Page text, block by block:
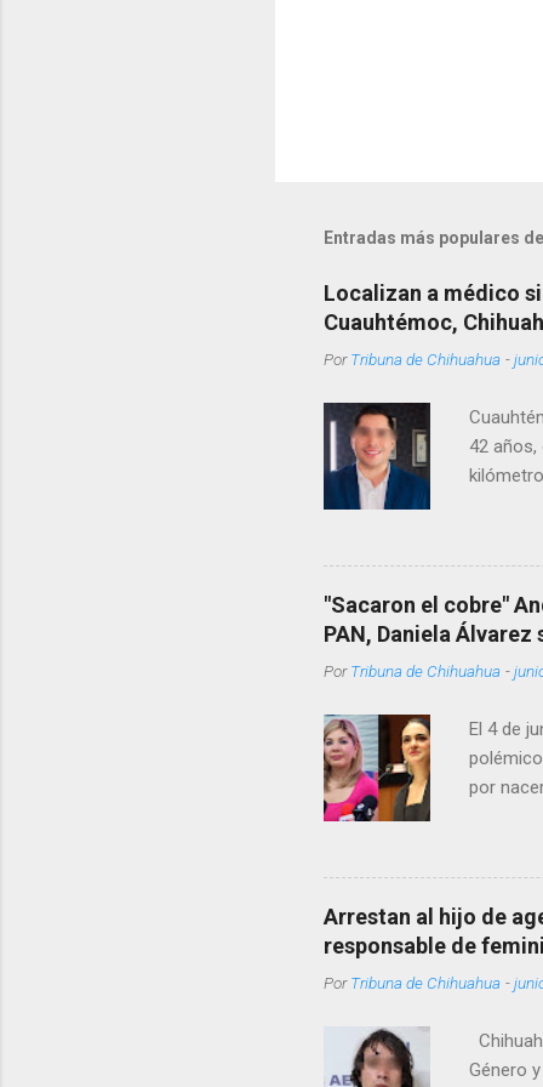
Entradas más populares
Localizan a médico
Cuauhtémoc,
PorTribuna de Chihuahua -
42 años,
Rotario
"Sacaron el cobre"
PAN, Daniela
PorTribuna de Chihuahua -
El 4 de
por
¿Qué tal
tendrá
favor,
han sido
Arrestan al hijo de
responsable de
PorTribuna de Chihuahua -
Género